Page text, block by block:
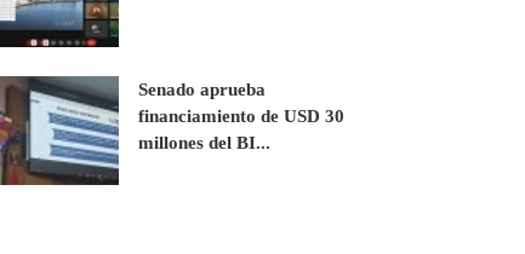
Senado aprueba
financiamiento de USD 30
millones del BI...